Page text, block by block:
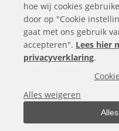
Alle
hoe wij cookies
door op "Cookie
gaat met ons gebruik
accepteren". Lees hier
privacyverklaring.
Alles weigeren